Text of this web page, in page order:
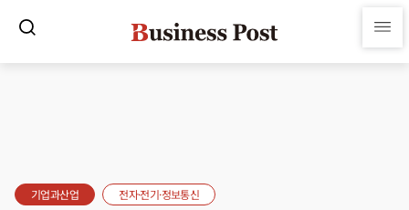
기업과산업 전자·전기·정보통신